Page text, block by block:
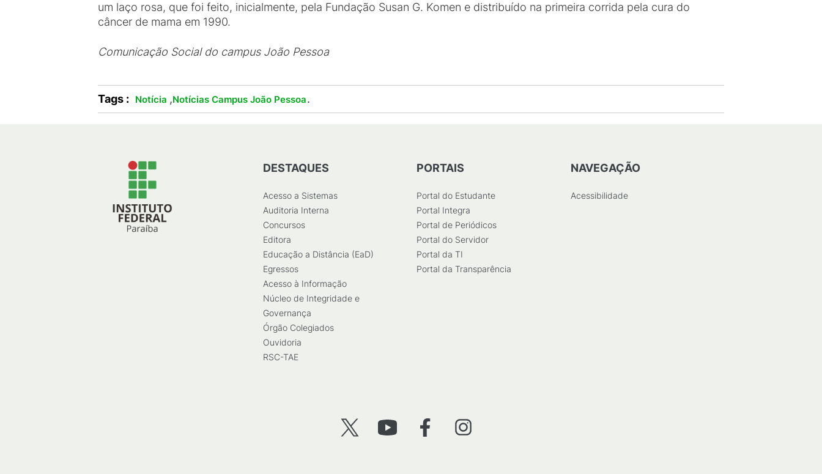
um laço rosa, que foi feito, inicialmente, pela Fundação Susan G. Komen e distribuído na primeira corrida pela cura do
câncer de mama em 1990.
Comunicação Social do campus João Pessoa
Tags : Notícia ,Notícias Campus João Pessoa.
DESTAQUES
Acesso a Sistemas
Auditoria Interna
Concursos
Editora
Educação a Distância (EaD)
Egressos
Acesso à Informação
Núcleo de Integridade e
Governança
Órgão Colegiados
Ouvidoria
RSC-TAE
PORTAIS
Portal do Estudante
Portal Integra
Portal de Periódicos
Portal do Servidor
Portal da TI
Portal da Transparência
NAVEGAÇÃO
Acessibilidade